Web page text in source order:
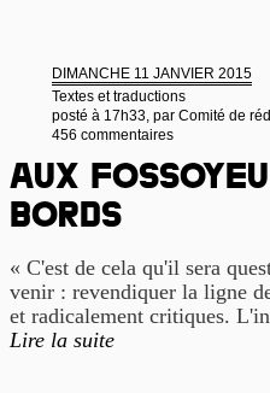
DIMANCHE 11 JANVIER 2015
Textes et traductions
posté à 17h33, par Comité de
456 commentaires
Aux
bords
« C'est de cela qu'il sera
venir : revendiquer la ligne
et radicalement critiques.
Lire la suite